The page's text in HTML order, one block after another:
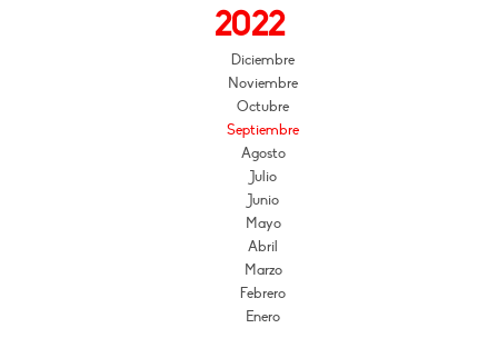
2022
Diciembre
Noviembre
Octubre
Septiembre
Agosto
Julio
Junio
Mayo
Abril
Marzo
Febrero
Enero